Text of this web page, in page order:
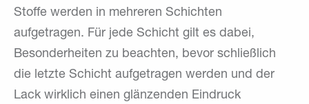
Stoffe werden in mehreren Schichten
aufgetragen. Für jede Schicht gilt es dabei,
Besonderheiten zu beachten, bevor schließlich
die letzte Schicht aufgetragen werden und der
Lack wirklich einen glänzenden Eindruck